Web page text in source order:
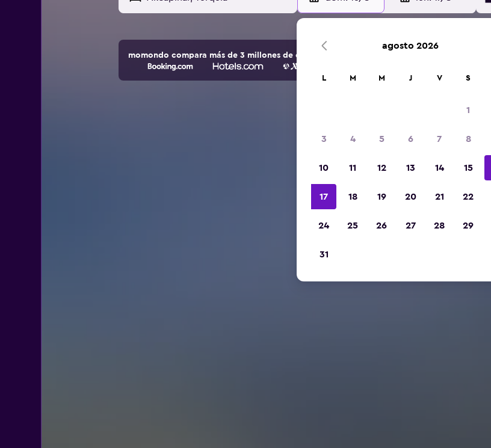
momondo compara más de 3 millones de opciones de hoteles y alojamientos.
agosto 2026
L M M J V S
1
3 4 5 6 7 8
10 11 12 13 14 15
17 18 19 20 21 22
24 25 26 27 28 29
31